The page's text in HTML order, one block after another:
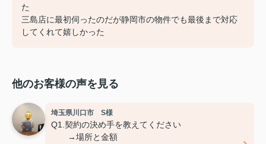
た
三島店に最初伺ったのだが静岡市の物件でも最後まで対応
してくれて嬉しかった
他のお客様の声を見る
埼玉県川口市 S様
Q1.契約の決め手を教えてください
→場所と金額